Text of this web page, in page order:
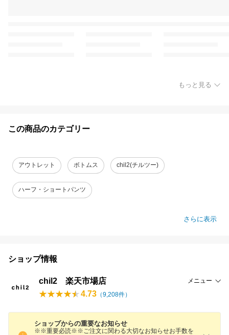
もっと見る
この商品のカテゴリー
アウトレット ボトムス chil2(チルツー)
ハーフ・ショートパンツ
さらに表示
ショップ情報
chil2 楽天市場店 メニュー
4.73 （9,208件）
ショップからの重要なお知らせ
※※重要必読※※ご注文に関わる大切なお知らせお手数を